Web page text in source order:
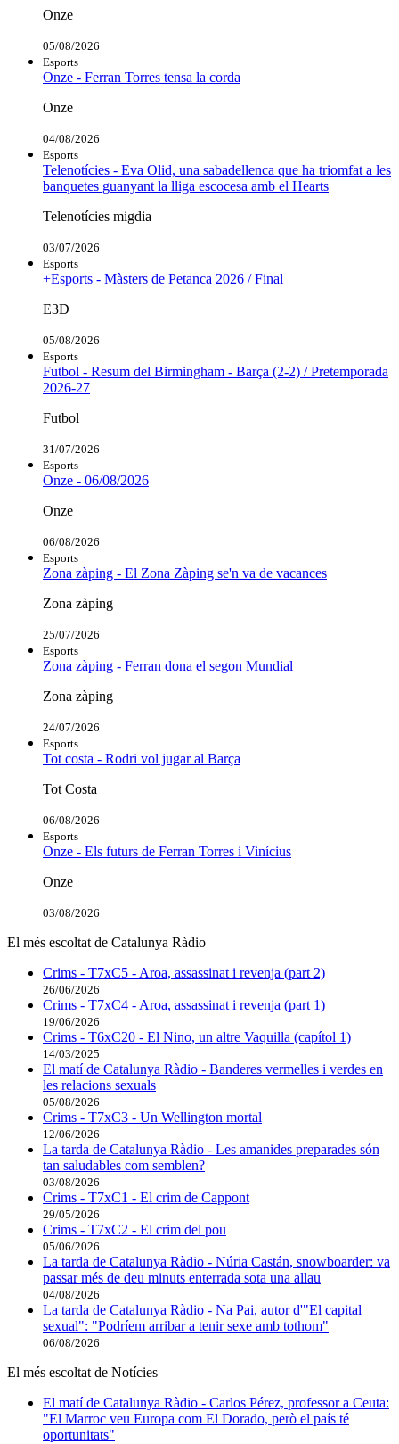
Onze
05/08/2026
Esports
Onze - Ferran Torres tensa la corda
Onze
04/08/2026
Esports
Telenotícies - Eva Olid, una sabadellenca que ha triomfat a les
banquetes guanyant la lliga escocesa amb el Hearts
Telenotícies migdia
03/07/2026
Esports
+Esports - Màsters de Petanca 2026 / Final
E3D
05/08/2026
Esports
Futbol - Resum del Birmingham - Barça (2-2) / Pretemporada
2026-27
Futbol
31/07/2026
Esports
Onze - 06/08/2026
Onze
06/08/2026
Esports
Zona zàping - El Zona Zàping se'n va de vacances
Zona zàping
25/07/2026
Esports
Zona zàping - Ferran dona el segon Mundial
Zona zàping
24/07/2026
Esports
Tot costa - Rodri vol jugar al Barça
Tot Costa
06/08/2026
Esports
Onze - Els futurs de Ferran Torres i Vinícius
Onze
03/08/2026
El més escoltat de Catalunya Ràdio
Crims - T7xC5 - Aroa, assassinat i revenja (part 2)
26/06/2026
Crims - T7xC4 - Aroa, assassinat i revenja (part 1)
19/06/2026
Crims - T6xC20 - El Nino, un altre Vaquilla (capítol 1)
14/03/2025
El matí de Catalunya Ràdio - Banderes vermelles i verdes en
les relacions sexuals
05/08/2026
Crims - T7xC3 - Un Wellington mortal
12/06/2026
La tarda de Catalunya Ràdio - Les amanides preparades són
tan saludables com semblen?
03/08/2026
Crims - T7xC1 - El crim de Cappont
29/05/2026
Crims - T7xC2 - El crim del pou
05/06/2026
La tarda de Catalunya Ràdio - Núria Castán, snowboarder: va
passar més de deu minuts enterrada sota una allau
04/08/2026
La tarda de Catalunya Ràdio - Na Pai, autor d'"El capital
sexual": "Podríem arribar a tenir sexe amb tothom"
06/08/2026
El més escoltat de Notícies
El matí de Catalunya Ràdio - Carlos Pérez, professor a Ceuta:
"El Marroc veu Europa com El Dorado, però el país té
oportunitats"